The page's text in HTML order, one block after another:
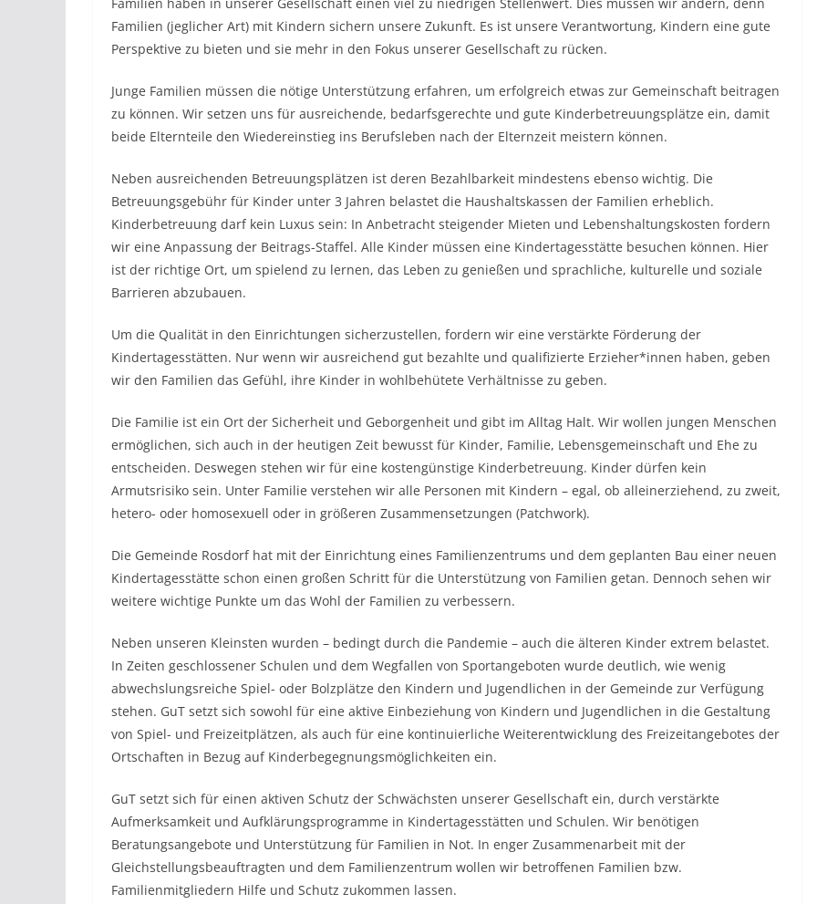
Familien (jeglicher Art) mit Kindern sichern unsere Zukunft. Es ist unsere Verantwortung, Kindern eine gute
Perspektive zu bieten und sie mehr in den Fokus unserer Gesellschaft zu rücken.
Junge Familien müssen die nötige Unterstützung erfahren, um erfolgreich etwas zur Gemeinschaft beitragen
zu können. Wir setzen uns für ausreichende, bedarfsgerechte und gute Kinderbetreuungsplätze ein, damit
beide Elternteile den Wiedereinstieg ins Berufsleben nach der Elternzeit meistern können.
Neben ausreichenden Betreuungsplätzen ist deren Bezahlbarkeit mindestens ebenso wichtig. Die
Betreuungsgebühr für Kinder unter 3 Jahren belastet die Haushaltskassen der Familien erheblich.
Kinderbetreuung darf kein Luxus sein: In Anbetracht steigender Mieten und Lebenshaltungskosten fordern
wir eine Anpassung der Beitrags-Staffel. Alle Kinder müssen eine Kindertagesstätte besuchen können. Hier
ist der richtige Ort, um spielend zu lernen, das Leben zu genießen und sprachliche, kulturelle und soziale
Barrieren abzubauen.
Um die Qualität in den Einrichtungen sicherzustellen, fordern wir eine verstärkte Förderung der
Kindertagesstätten. Nur wenn wir ausreichend gut bezahlte und qualifizierte Erzieher*innen haben, geben
wir den Familien das Gefühl, ihre Kinder in wohlbehütete Verhältnisse zu geben.
Die Familie ist ein Ort der Sicherheit und Geborgenheit und gibt im Alltag Halt. Wir wollen jungen Menschen
ermöglichen, sich auch in der heutigen Zeit bewusst für Kinder, Familie, Lebensgemeinschaft und Ehe zu
entscheiden. Deswegen stehen wir für eine kostengünstige Kinderbetreuung. Kinder dürfen kein
Armutsrisiko sein. Unter Familie verstehen wir alle Personen mit Kindern – egal, ob alleinerziehend, zu zweit,
hetero- oder homosexuell oder in größeren Zusammensetzungen (Patchwork).
Die Gemeinde Rosdorf hat mit der Einrichtung eines Familienzentrums und dem geplanten Bau einer neuen
Kindertagesstätte schon einen großen Schritt für die Unterstützung von Familien getan. Dennoch sehen wir
weitere wichtige Punkte um das Wohl der Familien zu verbessern.
Neben unseren Kleinsten wurden – bedingt durch die Pandemie – auch die älteren Kinder extrem belastet.
In Zeiten geschlossener Schulen und dem Wegfallen von Sportangeboten wurde deutlich, wie wenig
abwechslungsreiche Spiel- oder Bolzplätze den Kindern und Jugendlichen in der Gemeinde zur Verfügung
stehen. GuT setzt sich sowohl für eine aktive Einbeziehung von Kindern und Jugendlichen in die Gestaltung
von Spiel- und Freizeitplätzen, als auch für eine kontinuierliche Weiterentwicklung des Freizeitangebotes der
Ortschaften in Bezug auf Kinderbegegnungsmöglichkeiten ein.
GuT setzt sich für einen aktiven Schutz der Schwächsten unserer Gesellschaft ein, durch verstärkte
Aufmerksamkeit und Aufklärungsprogramme in Kindertagesstätten und Schulen. Wir benötigen
Beratungsangebote und Unterstützung für Familien in Not. In enger Zusammenarbeit mit der
Gleichstellungsbeauftragten und dem Familienzentrum wollen wir betroffenen Familien bzw.
Familienmitgliedern Hilfe und Schutz zukommen lassen.